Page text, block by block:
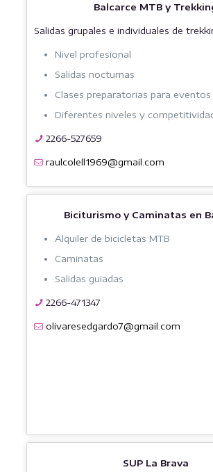
Balcarce MTB y
Salidas grupales e individuales de
Nivel profesional
Salidas nocturnas
Clases preparatorias para
Diferentes niveles y
2266-527659
raulcolell1969@gmail.com
Biciturismo y Caminatas en
Alquiler de bicicletas MTB
Caminatas
Salidas guiadas
2266-471347
olivaresedgardo7@gmail.com
SUP La Brava